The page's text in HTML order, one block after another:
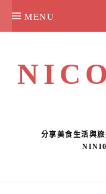
MENU
分享美食生活與